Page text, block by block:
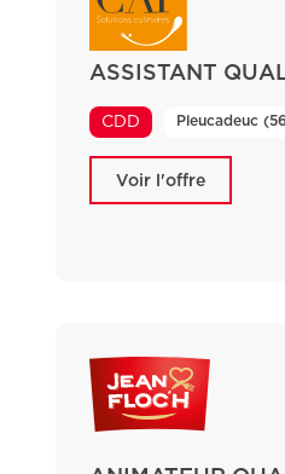
ASSISTANT
CDD Pleucadeuc
Voir l'offre